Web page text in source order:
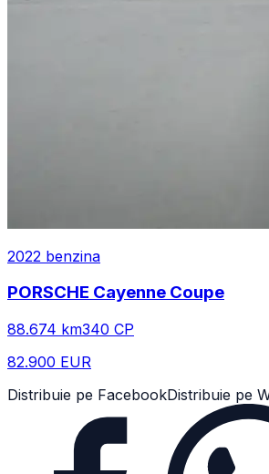
2022 benzina
PORSCHE Cayenne Coupe
88.674 km340 CP
82.900 EUR
Distribuie pe FacebookDistribuie pe